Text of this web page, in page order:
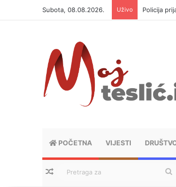
Subota, 08.08.2026. Uživo Policija
POČETNA VIJESTI
Nasumični tekstovi